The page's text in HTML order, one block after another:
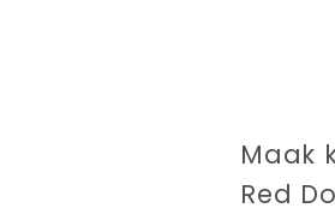
Maak
Red